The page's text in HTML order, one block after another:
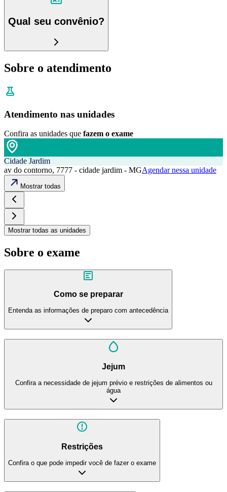
Qual seu convênio?
Sobre o atendimento
Atendimento nas unidades
Confira as unidades que fazem o exame
Cidade Jardim
av do contorno, 7777 - cidade jardim - MGAgendar nessa unidade
Mostrar todas
Mostrar todas as unidades
Sobre o exame
Como se preparar
Entenda as informações de preparo com antecedência
Jejum
Confira a necessidade de jejum prévio e restrições de alimentos ou
água
Restrições
Confira o que pode impedir você de fazer o exame